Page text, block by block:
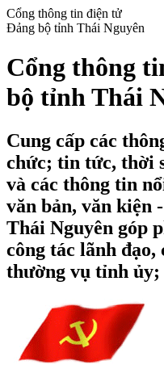
Cổng thông tin điện tử
Đảng bộ tỉnh Thái Nguyên
Cổng thông
bộ tỉnh Thái
Cung cấp các
chức; tin tức, thời
và các thông tin
văn bản, văn kiện
Thái Nguyên góp
công tác lãnh đạo,
thường vụ tỉnh ủy;